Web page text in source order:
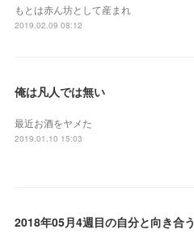
もとは赤ん坊として産まれ
2019.02.09 08:12
俺は凡人では無い
最近お酒をヤメた
2019.01.10 15:03
2018年05月4週目の自分と向き合う